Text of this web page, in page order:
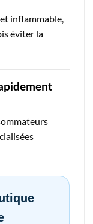
inflammable,
éviter la